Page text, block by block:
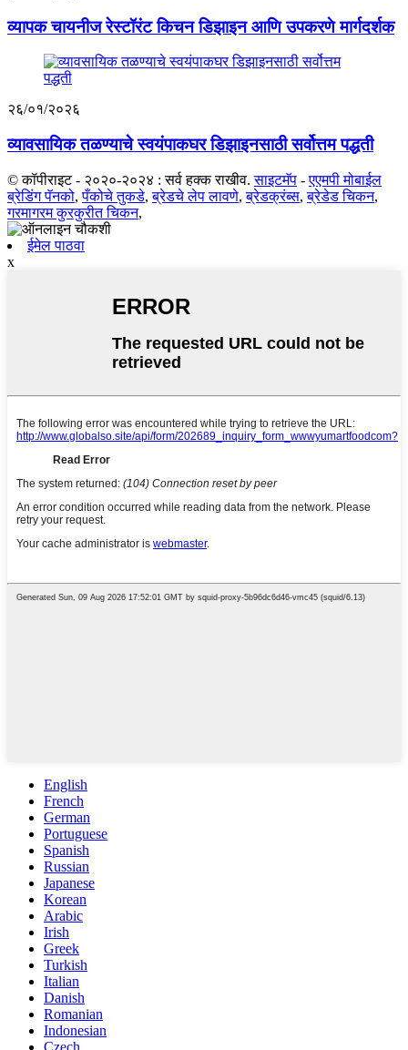
व्यापक चायनीज रेस्टॉरंट किचन डिझाइन आणि उपकरणे मार्गदर्शक
२६/०१/२०२६
व्यावसायिक तळण्याचे स्वयंपाकघर डिझाइनसाठी सर्वोत्तम पद्धती
© कॉपीराइट - २०२०-२०२४ : सर्व हक्क राखीव. साइटमॅप -एएमपी मोबाईल
ब्रेडिंग पॅनको,पँकोचे तुकडे,ब्रेडचे लेप लावणे,ब्रेडक्रंब्स,ब्रेडेड चिकन,
गरमागरम कुरकुरीत चिकन,
ईमेल पाठवा
x
English
French
German
Portuguese
Spanish
Russian
Japanese
Korean
Arabic
Irish
Greek
Turkish
Italian
Danish
Romanian
Indonesian
Czech